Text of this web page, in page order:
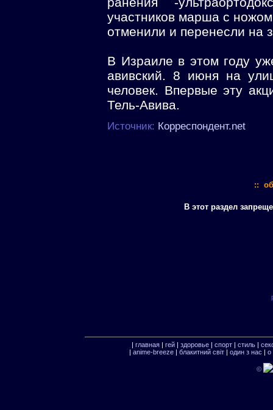
участников марша с
отменили и перенесли на
В Израиле в этом году
авивский. 8 июня на
человек. Впервые эту
Тель-Авива.
Источник: Корреспондент.net
::
В этот раздел
| главная| гей| здоровье| спорт| стиль|
| anime-breeze| блакитний свiт| один з нас | о
©